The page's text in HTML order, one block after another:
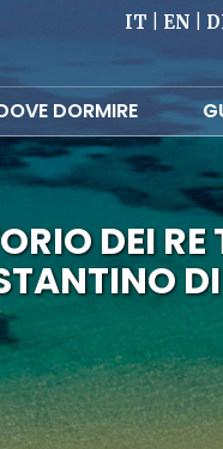
IT EN
DORMIRE
DEI RE